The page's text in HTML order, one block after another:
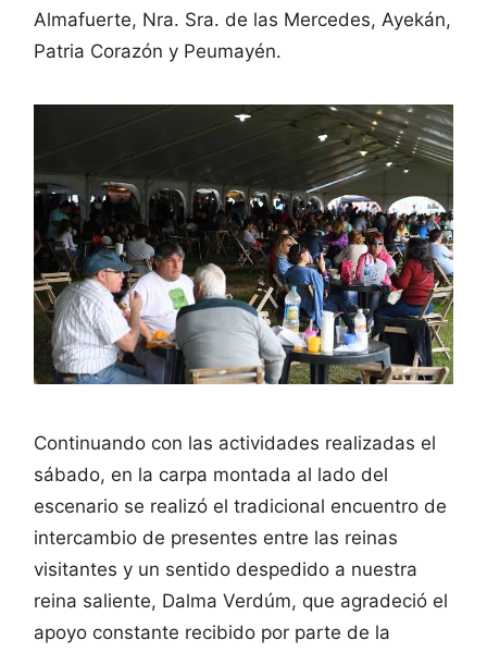
Almafuerte, Nra. Sra. de las Mercedes, Ayekán,
Patria Corazón y Peumayén.
Continuando con las actividades realizadas el
sábado, en la carpa montada al lado del
escenario se realizó el tradicional encuentro de
intercambio de presentes entre las reinas
visitantes y un sentido despedido a nuestra
reina saliente, Dalma Verdúm, que agradeció el
apoyo constante recibido por parte de la